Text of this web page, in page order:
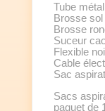
Tube
Brosse
Brosse
Suceur
Flexible
Cable
Sac
Sacs
paquet de